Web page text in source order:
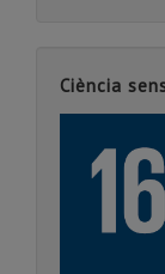
Ciència